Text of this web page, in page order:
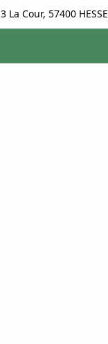
3 La Cour, 57400 HESSE